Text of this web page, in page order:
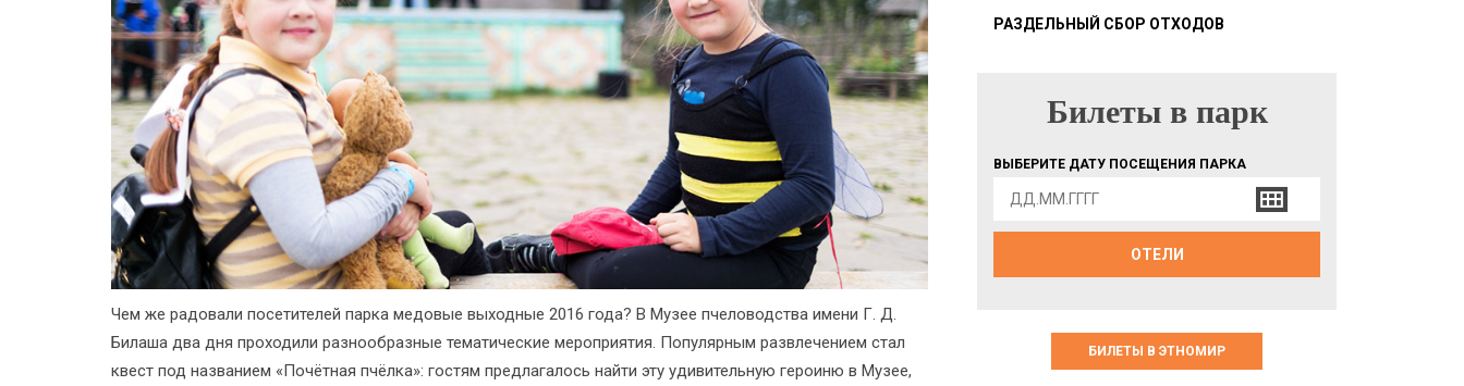
Чем же радовали посетителей парка медовые выходные 2016 года? В Музее пчеловодства имени Г. Д.
Билаша два дня проходили разнообразные тематические мероприятия. Популярным развлечением стал
квест под названием «Почётная пчёлка»: гостям предлагалось найти эту удивительную героиню в Музее,
РАЗДЕЛЬНЫЙ СБОР ОТХОДОВ
БИЛЕТЫ В ПАРК
Билеты в парк
ВЫБЕРИТЕ ДАТУ ПОСЕЩЕНИЯ ПАРКА
ОТЕЛИ
БИЛЕТЫ В ЭТНОМИР